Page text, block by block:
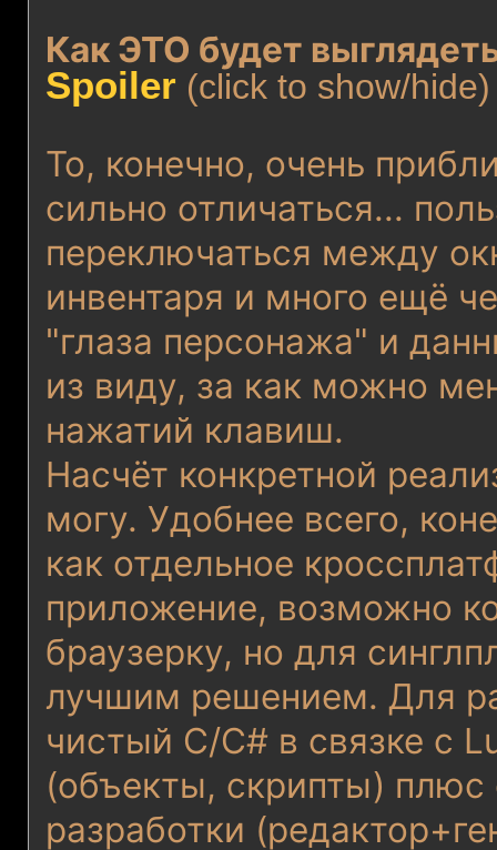
Как ЭТО будет
Spoiler (click to show/hide)
То, конечно, очень
сильно отличаться...
переключаться между
инвентаря и много ещё
"глаза персонажа" и
из виду, за как можно
нажатий клавиш.
Насчёт конкретной
могу. Удобнее всего,
как отдельное
приложение, возможно
браузерку, но для
лучшим решением. Для
чистый C/C# в связке с
(объекты, скрипты)
разработки